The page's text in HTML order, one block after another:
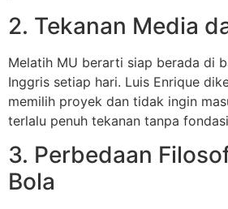
2. Tekanan Media
Melatih MU berarti siap berada di
Inggris setiap hari. Luis Enrique
memilih proyek dan tidak ingin
terlalu penuh tekanan tanpa
3. Perbedaan
Bola